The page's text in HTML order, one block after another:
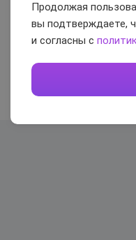
1 930 ₽
Вибраторы-зажимы на соски
Fredericks Of Hollywood,
Нет в наличии
Продолжая
вы подтверждаете,
и согласны с